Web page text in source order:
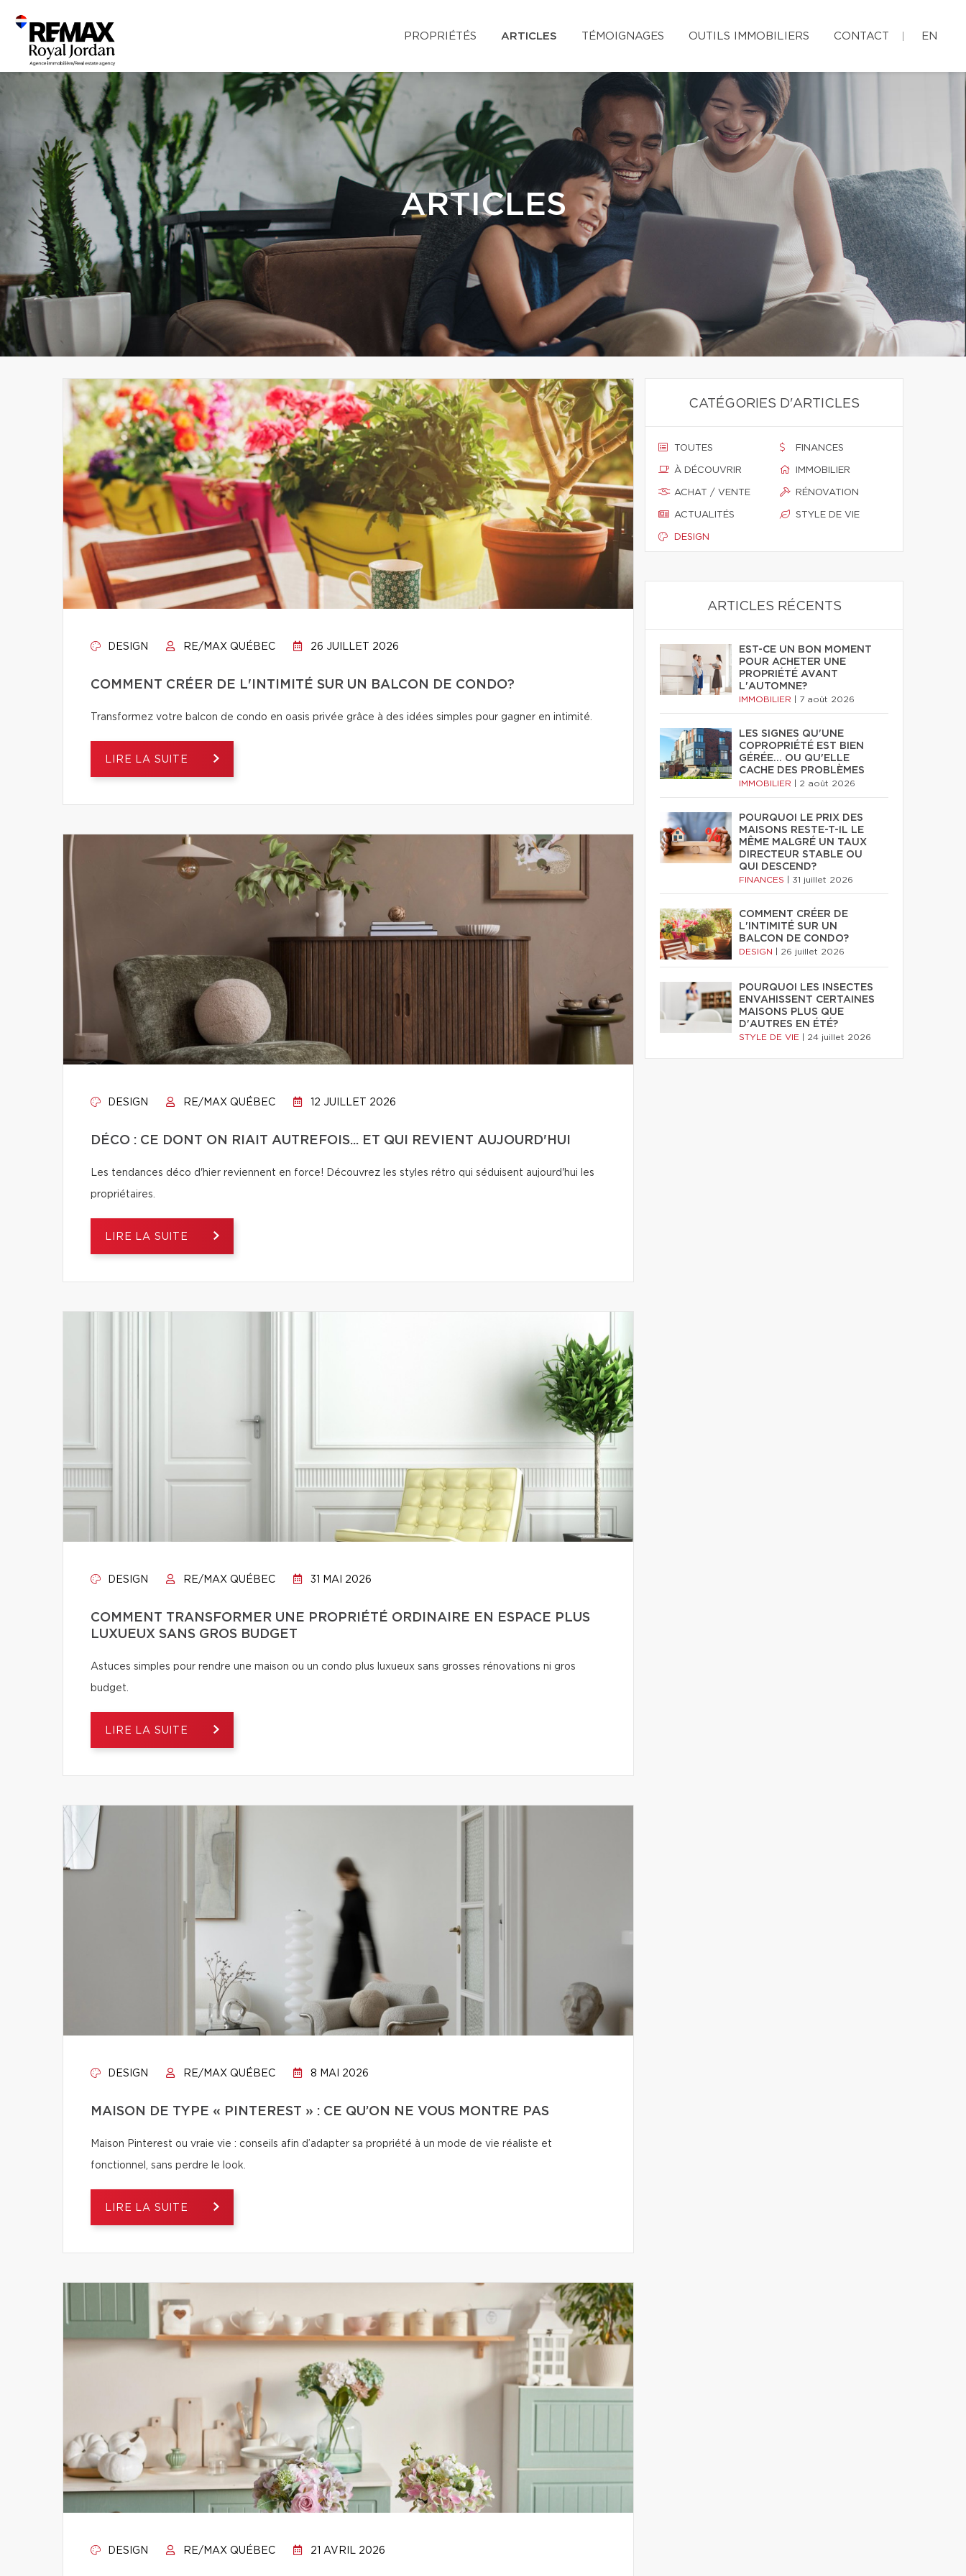
PROPRIÉTÉS ARTICLES TÉMOIGNAGES OUTILS IMMOBILIERS CONTACT EN
ARTICLES
DESIGN RE/MAX QUÉBEC 26 JUILLET 2026
COMMENT CRÉER DE L'INTIMITÉ SUR UN BALCON DE CONDO?
Transformez votre balcon de condo en oasis privée grâce à des idées simples pour gagner en intimité.
LIRE LA SUITE
DESIGN RE/MAX QUÉBEC 12 JUILLET 2026
DÉCO : CE DONT ON RIAIT AUTREFOIS... ET QUI REVIENT AUJOURD'HUI
Les tendances déco d'hier reviennent en force! Découvrez les styles rétro qui séduisent aujourd'hui les
propriétaires.
LIRE LA SUITE
DESIGN RE/MAX QUÉBEC 31 MAI 2026
COMMENT TRANSFORMER UNE PROPRIÉTÉ ORDINAIRE EN ESPACE PLUS
LUXUEUX SANS GROS BUDGET
Astuces simples pour rendre une maison ou un condo plus luxueux sans grosses rénovations ni gros
budget.
LIRE LA SUITE
DESIGN RE/MAX QUÉBEC 8 MAI 2026
MAISON DE TYPE « PINTEREST » : CE QU’ON NE VOUS MONTRE PAS
Maison Pinterest ou vraie vie : conseils afin d’adapter sa propriété à un mode de vie réaliste et
fonctionnel, sans perdre le look.
LIRE LA SUITE
DESIGN RE/MAX QUÉBEC 21 AVRIL 2026
CATÉGORIES D'ARTICLES
TOUTES
À DÉCOUVRIR
ACHAT / VENTE
ACTUALITÉS
DESIGN
FINANCES
IMMOBILIER
RÉNOVATION
STYLE DE VIE
ARTICLES RÉCENTS
EST-CE UN BON MOMENT
POUR ACHETER UNE
PROPRIÉTÉ AVANT
L'AUTOMNE?
IMMOBILIER 7 août 2026
LES SIGNES QU'UNE
COPROPRIÉTÉ EST BIEN
GÉRÉE… OU QU'ELLE
CACHE DES PROBLÈMES
IMMOBILIER 2 août 2026
POURQUOI LE PRIX DES
MAISONS RESTE-T-IL LE
MÊME MALGRÉ UN TAUX
DIRECTEUR STABLE OU
QUI DESCEND?
FINANCES 31 juillet 2026
COMMENT CRÉER DE
L'INTIMITÉ SUR UN
BALCON DE CONDO?
DESIGN 26 juillet 2026
POURQUOI LES INSECTES
ENVAHISSENT CERTAINES
MAISONS PLUS QUE
D'AUTRES EN ÉTÉ?
STYLE DE VIE 24 juillet 2026